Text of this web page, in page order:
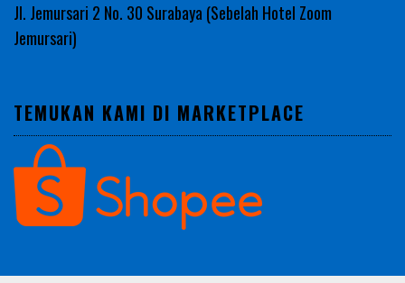
Jl. Jemursari 2 No. 30 Surabaya (Sebelah Hotel Zoom
Jemursari)
TEMUKAN KAMI DI MARKETPLACE